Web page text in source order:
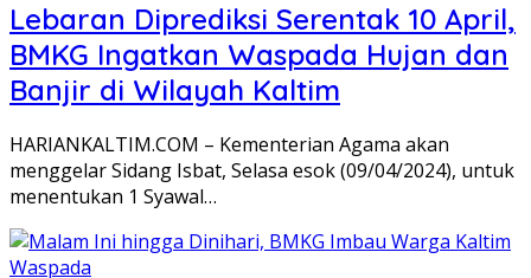
Lebaran Diprediksi Serentak 10 April,
BMKG Ingatkan Waspada Hujan dan
Banjir di Wilayah Kaltim
HARIANKALTIM.COM – Kementerian Agama akan
menggelar Sidang Isbat, Selasa esok (09/04/2024), untuk
menentukan 1 Syawal…